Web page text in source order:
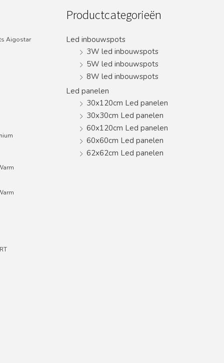
Aigostar
Productcategorieën
Led inbouwspots
3W led inbouwspots
5W led inbouwspots
8W led inbouwspots
Led panelen
30x120cm Led panelen
30x30cm Led panelen
60x120cm Led panelen
60x60cm Led panelen
62x62cm Led panelen